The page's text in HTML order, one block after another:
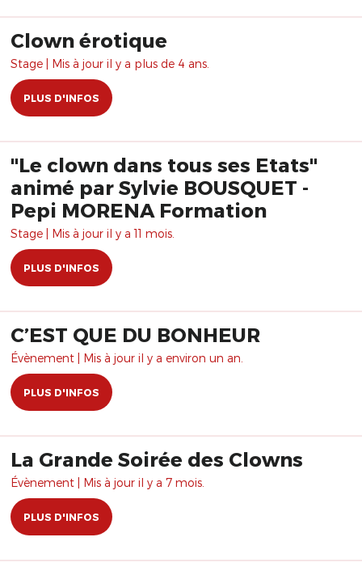
Clown érotique
Stage | Mis à jour il y a plus de 4 ans.
PLUS D'INFOS
"Le clown dans tous ses Etats"
animé par Sylvie BOUSQUET -
Pepi MORENA Formation
Stage | Mis à jour il y a 11 mois.
PLUS D'INFOS
C’EST QUE DU BONHEUR
Évènement | Mis à jour il y a environ un an.
PLUS D'INFOS
La Grande Soirée des Clowns
Évènement | Mis à jour il y a 7 mois.
PLUS D'INFOS